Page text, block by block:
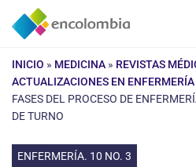
Saltar
INICIO » MEDICINA » REVISTAS
ACTUALIZACIONES EN ENFERMERÍA
FASES DEL PROCESO DE
DE TURNO
ENFERMERÍA. 10 NO. 3